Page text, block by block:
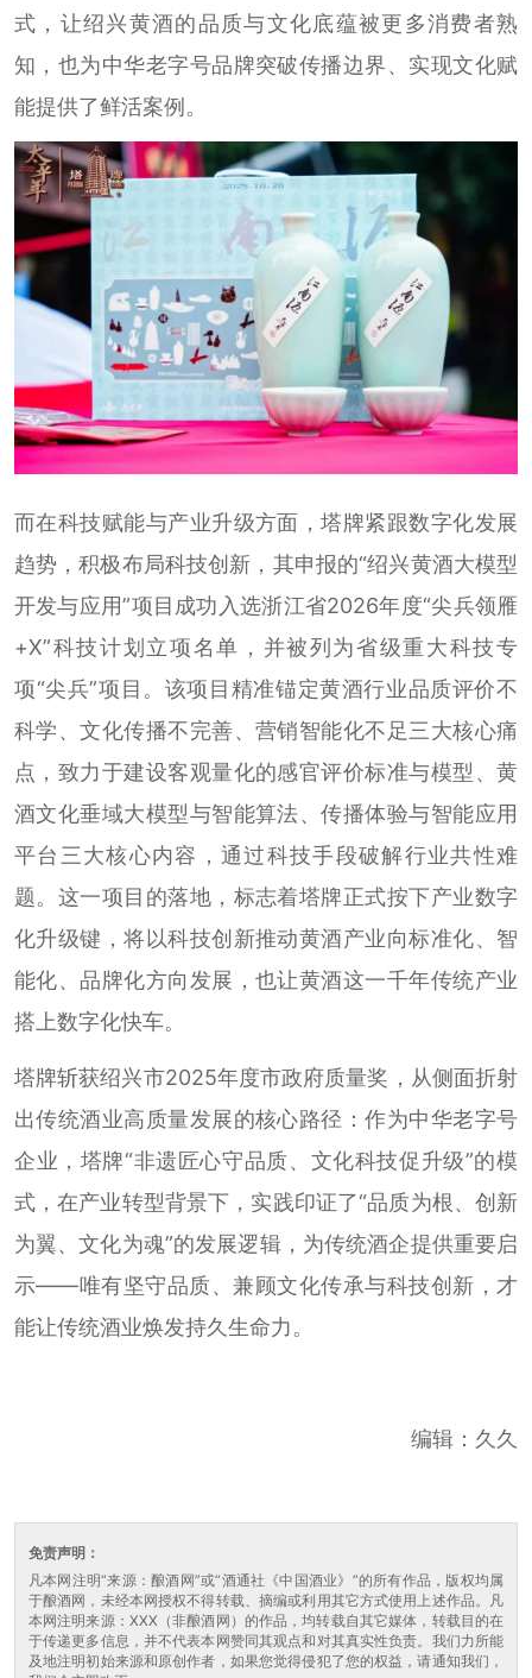
式，让绍兴黄酒的品质与文化底蕴被更多消费者熟
知，也为中华老字号品牌突破传播边界、实现文化赋
能提供了鲜活案例。
而在科技赋能与产业升级方面，塔牌紧跟数字化发展
趋势，积极布局科技创新，其申报的“绍兴黄酒大模型
开发与应用”项目成功入选浙江省2026年度“尖兵领雁
+X”科技计划立项名单，并被列为省级重大科技专
项“尖兵”项目。该项目精准锚定黄酒行业品质评价不
科学、文化传播不完善、营销智能化不足三大核心痛
点，致力于建设客观量化的感官评价标准与模型、黄
酒文化垂域大模型与智能算法、传播体验与智能应用
平台三大核心内容，通过科技手段破解行业共性难
题。这一项目的落地，标志着塔牌正式按下产业数字
化升级键，将以科技创新推动黄酒产业向标准化、智
能化、品牌化方向发展，也让黄酒这一千年传统产业
搭上数字化快车。
塔牌斩获绍兴市2025年度市政府质量奖，从侧面折射
出传统酒业高质量发展的核心路径：作为中华老字号
企业，塔牌“非遗匠心守品质、文化科技促升级”的模
式，在产业转型背景下，实践印证了“品质为根、创新
为翼、文化为魂”的发展逻辑，为传统酒企提供重要启
示——唯有坚守品质、兼顾文化传承与科技创新，才
能让传统酒业焕发持久生命力。
编辑：久久
免责声明：
凡本网注明“来源：酿酒网”或“酒通社《中国酒业》”的所有作品，版权均属
于酿酒网，未经本网授权不得转载、摘编或利用其它方式使用上述作品。凡
本网注明来源：XXX（非酿酒网）的作品，均转载自其它媒体，转载目的在
于传递更多信息，并不代表本网赞同其观点和对其真实性负责。我们力所能
及地注明初始来源和原创作者，如果您觉得侵犯了您的权益，请通知我们，